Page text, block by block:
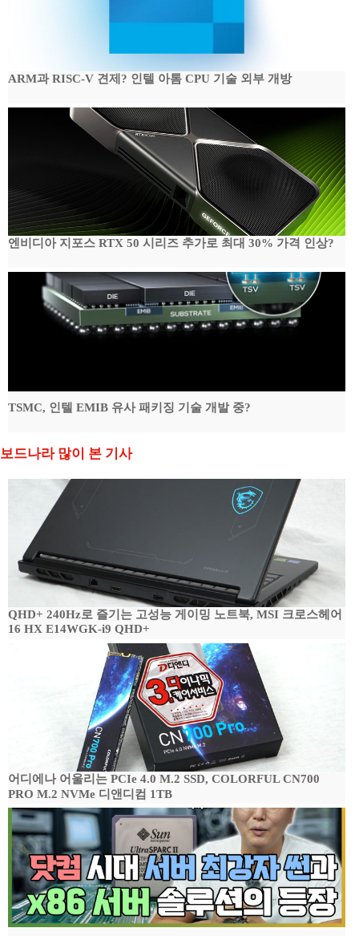
ARM과 RISC-V 견제? 인텔 아톰 CPU 기술 외부 개방
엔비디아 지포스 RTX 50 시리즈 추가로 최대 30% 가격 인상?
TSMC, 인텔 EMIB 유사 패키징 기술 개발 중?
보드나라 많이 본 기사
QHD+ 240Hz로 즐기는 고성능 게이밍 노트북, MSI 크로스헤어
16 HX E14WGK-i9 QHD+
어디에나 어울리는 PCIe 4.0 M.2 SSD, COLORFUL CN700
PRO M.2 NVMe 디앤디컴 1TB